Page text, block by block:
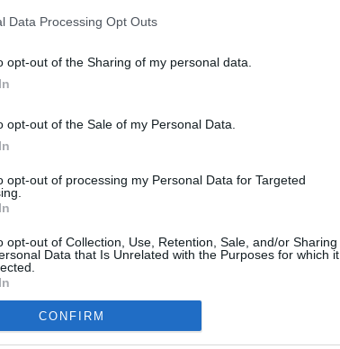
Data Processing Opt Outs
opt-out of the Sharing of my personal data.
opt-out of the Sale of my Personal Data.
opt-out of processing my Personal Data for Targeted
opt-out of Collection, Use, Retention, Sale, and/or Sharing
Data that Is Unrelated with the Purposes for which it
CONFIRM
Ayuso señaló por la compra del ático: "Lo que no se dice es
residencia oficial para la presidenta"
Ayuso no puede destinar directamente la venta del ático de
por los incendios